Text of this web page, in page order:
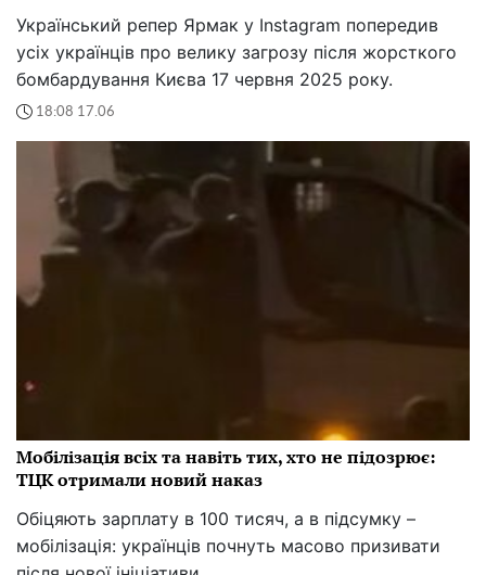
Український репер Ярмак у Instagram попередив
усіх українців про велику загрозу після жорсткого
бомбардування Києва 17 червня 2025 року.
18:08 17.06
Мобілізація всіх та навіть тих, хто не підозрює:
ТЦК отримали новий наказ
Обіцяють зарплату в 100 тисяч, а в підсумку –
мобілізація: українців почнуть масово призивати